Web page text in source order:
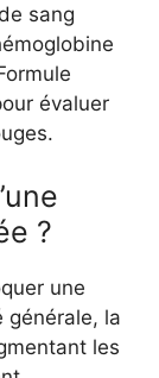
sang
évaluer
?
une
générale, la
les